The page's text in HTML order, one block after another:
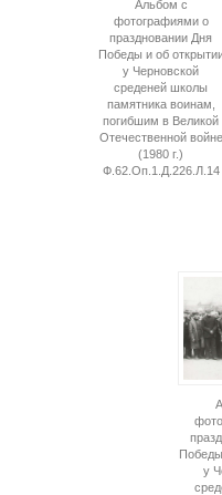
Альбом с
фотографиями о
праздновании Дня
Победы и об
у Черновской
среденей школы
памятника воинам,
погибшим в Великой
Отечественной войне
(1980 г.)
Ф.62.Оп.1.Д.226.Л.14
у